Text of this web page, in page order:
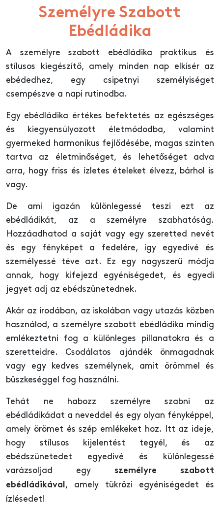
Személyre Szabott
Ebédládika
A személyre szabott ebédládika praktikus és
stílusos kiegészítő, amely minden nap elkísér az
ebédedhez, egy csipetnyi személyiséget
csempészve a napi rutinodba.
Egy ebédládika értékes befektetés az egészséges
és kiegyensúlyozott életmódodba, valamint
gyermeked harmonikus fejlődésébe, magas szinten
tartva az életminőséget, és lehetőséget adva
arra, hogy friss és ízletes ételeket élvezz, bárhol is
vagy.
De ami igazán különlegessé teszi ezt az
ebédládikát, az a személyre szabhatóság.
Hozzáadhatod a saját vagy egy szeretted nevét
és egy fényképet a fedelére, így egyedivé és
személyessé téve azt. Ez egy nagyszerű módja
annak, hogy kifejezd egyéniségedet, és egyedi
jegyet adj az ebédszünetednek.
Akár az irodában, az iskolában vagy utazás közben
használod, a személyre szabott ebédládika mindig
emlékeztetni fog a különleges pillanatokra és a
szeretteidre. Csodálatos ajándék önmagadnak
vagy egy kedves személynek, amit örömmel és
büszkeséggel fog használni.
Tehát ne habozz személyre szabni az
ebédládikádat a neveddel és egy olyan fényképpel,
amely örömet és szép emlékeket hoz. Itt az ideje,
hogy stílusos kijelentést tegyél, és az
ebédszünetedet egyedivé és különlegessé
varázsoljad egy személyre szabott
ebédládikával , amely tükrözi egyéniségedet és
ízlésedet!